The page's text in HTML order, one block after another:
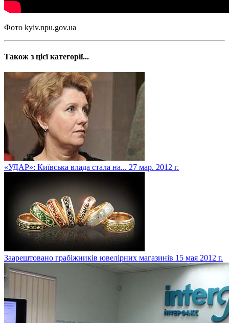
Фото kyiv.npu.gov.ua
Також з цієї категорії...
«УДАР»: Київська влада стала на... 27 мар. 2012 г.
Заарештовано грабіжників ювелірних магазинів 15 мая 2012 г.